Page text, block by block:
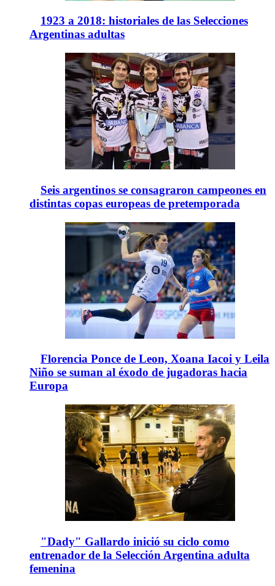
1923 a 2018: historiales de las Selecciones
Argentinas adultas
Seis argentinos se consagraron campeones en
distintas copas europeas de pretemporada
Florencia Ponce de Leon, Xoana Iacoi y Leila
Niño se suman al éxodo de jugadoras hacia
Europa
"Dady" Gallardo inició su ciclo como
entrenador de la Selección Argentina adulta
femenina